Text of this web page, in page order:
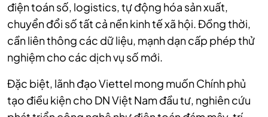
điện toán số, logistics, tự động hóa sản xuất,
chuyển đổi số tất cả nền kinh tế xã hội. Đồng thời,
cần liên thông các dữ liệu, mạnh dạn cấp phép thử
nghiệm cho các dịch vụ số mới.
Đặc biệt, lãnh đạo Viettel mong muốn Chính phủ
tạo điều kiện cho DN Việt Nam đầu tư, nghiên cứu